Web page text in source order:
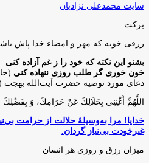
سایت محمدعلی نژادیان
برکت
رزقی خوبه كه مهر و امضاء خدا پاش
بشنو این نکته که خود را ز غم آزاده کنی
خون خوری گر طلب روزی ننهاده کنی
دعای مورد توصیه حضرت آیت‌الله بهجت
اللَّهُمَّ أَغْنِنِي بِحَلَالِكَ عَنْ حَرَامِكَ، وَ
خدایا! مرا به‌وسیلۀ حلالت از حرامت
غیرخودت بی‌نیاز گردان.
میزان رزق و روزی هر انسان